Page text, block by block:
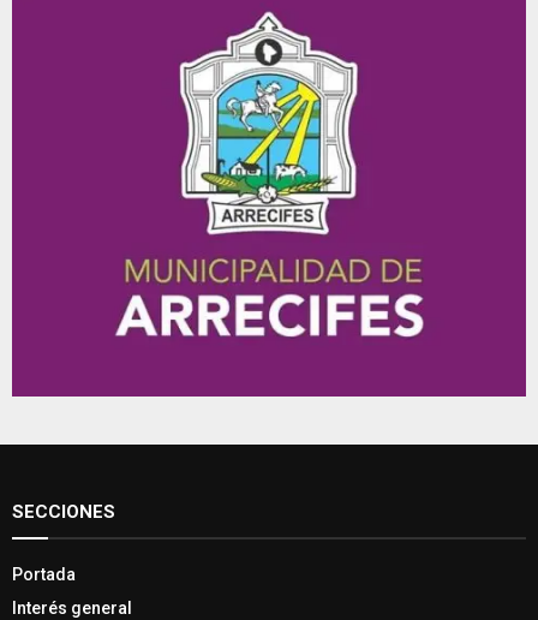
SECCIONES
Portada
Interés general